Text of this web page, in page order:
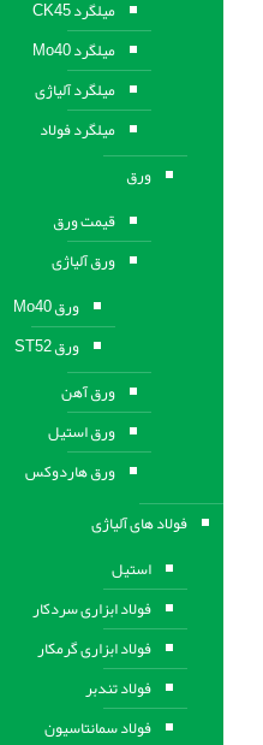
میلگرد CK45
میلگرد Mo40
میلگرد آلیاژی
میلگرد فولاد
ورق
قیمت ورق
ورق آلیاژی
ورق Mo40
ورق ST52
ورق آهن
ورق استيل
ورق هاردوکس
فولاد های آلیاژی
استیل
فولاد ابزاری سردکار
فولاد ابزاری گرمکار
فولاد تندبر
فولاد سمانتاسیون